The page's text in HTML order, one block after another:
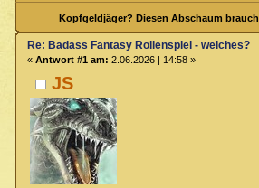
Kopfgeldjäger? Diesen Abschaum
JS
Re: Badass Fantasy Rollenspiel - welches?
« Antwort #1 am: 2.06.2026 | 14:58 »